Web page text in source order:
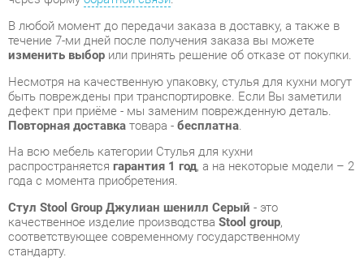
Несмотря на качественную упаковку, стулья для кухни могут
быть повреждены при транспортировке. Если Вы заметили
дефект при приёме - мы заменим поврежденную деталь.
Повторная доставкатовара -бесплатна .
На всю мебель категории Стулья для кухни
распространяетсягарантия 1 год, а на некоторые модели – 2
года с момента приобретения.
Стул Stool Group Джулиан шенилл Серый- это
качественное изделие производства
соответствующее современному государственному
стандарту.
будем рады, если вы оставите отзыв об опыте его
использования, который поможет сориентироваться нашим
будущим покупателям.